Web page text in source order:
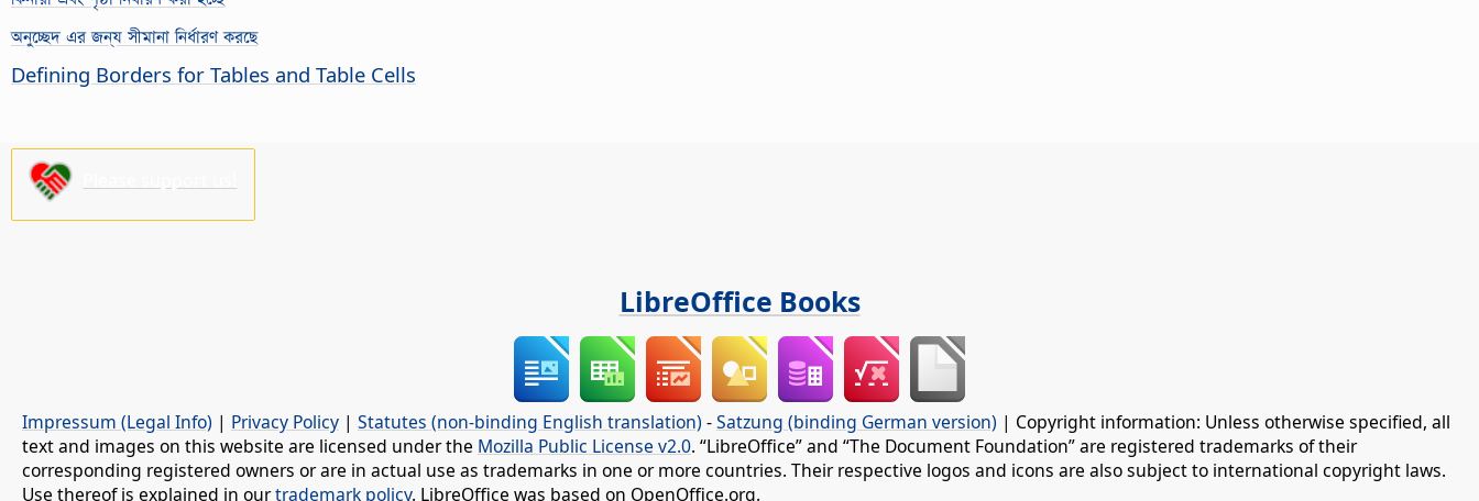
অনুচ্ছেদ এর জন্য সীমানা নির্ধারণ করছে
Defining Borders for Tables and Table Cells
LibreOffice Books
Impressum (Legal Info) | Privacy Policy | Statutes (non-binding English translation) -Satzung (binding German version) | Copyright information: Unless otherwise specified, all
text and images on this website are licensed under the Mozilla Public License v2.0. “LibreOffice” and “The Document Foundation” are registered trademarks of their
corresponding registered owners or are in actual use as trademarks in one or more countries. Their respective logos and icons are also subject to international copyright laws.
Use thereof is explained in ourtrademark policy. LibreOffice was based on OpenOffice.org.